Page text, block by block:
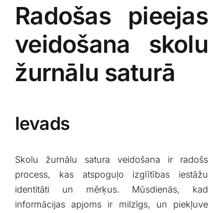
Radošas‍ pieejas
veidošana skolu
⁤žurnālu saturā
Ievads
Skolu ⁣žurnālu satura‍ veidošana ir radošs
process, kas atspoguļo⁣ izglītības iestāžu
identitāti un mērķus. Mūsdienās, kad
informācijas apjoms‌ ir milzīgs, un piekļuve